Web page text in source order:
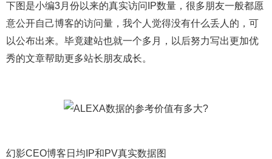
下图是小编3月份以来的真实访问IP数量，很多朋友一般都愿
意公开自己博客的访问量，我个人觉得没有什么丢人的，可
以公布出来。毕竟建站也就一个多月，以后努力写出更加优
秀的文章帮助更多站长朋友成长。
幻影CEO博客日均IP和PV真实数据图